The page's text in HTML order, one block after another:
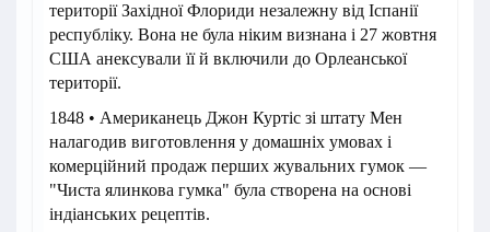
території Західної Флориди незалежну від Іспанії
республіку. Вона не була ніким визнана і 27 жовтня
США анексували її й включили до Орлеанської
території.
1848 • Американець Джон Куртіс зі штату Мен
налагодив виготовлення у домашніх умовах і
комерційний продаж перших жувальних гумок —
"Чиста ялинкова гумка" була створена на основі
індіанських рецептів.